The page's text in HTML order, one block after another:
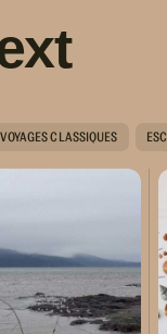
VOYAGES CLASSIQUES